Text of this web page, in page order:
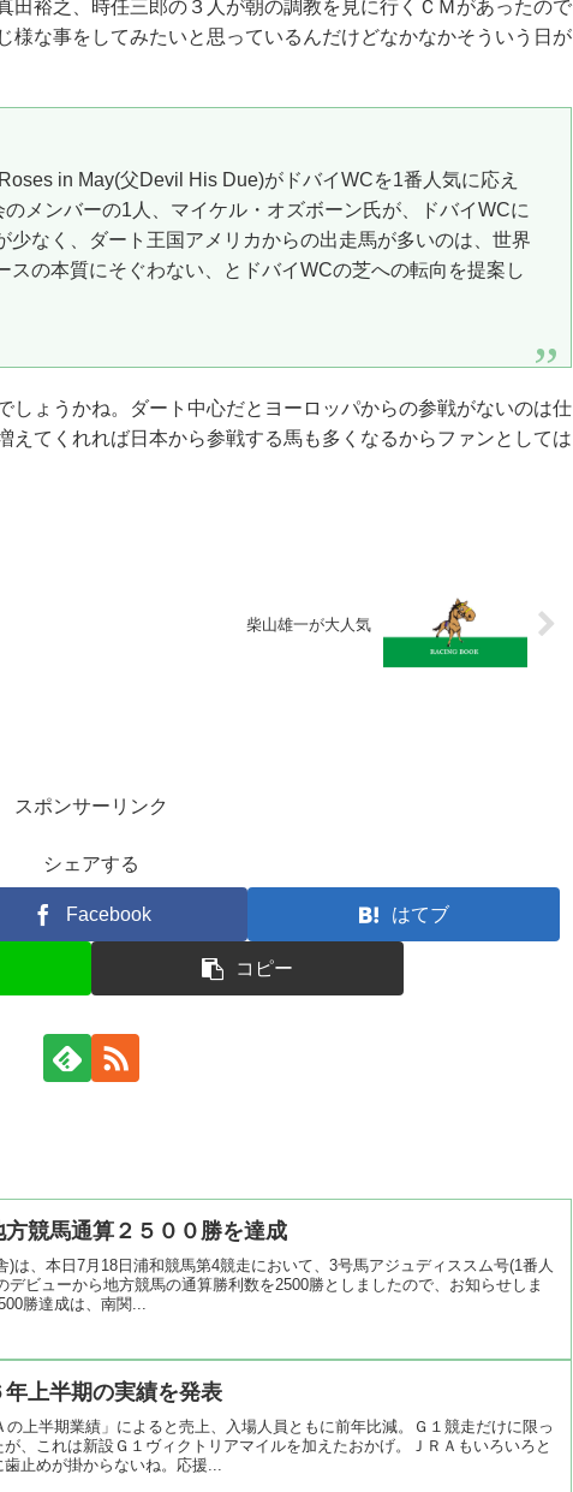
田裕之、時任三郎の３人が朝の調教を見に行くＣＭがあったので
様な事をしてみたいと思っているんだけどなかなかそういう日が
in May(父Devil His Due)がドバイWCを1番人気に応え
メンバーの1人、マイケル・オズボーン氏が、ドバイWCに
少なく、ダート王国アメリカからの出走馬が多いのは、世界
の本質にそぐわない、とドバイWCの芝への転向を提案し
しょうかね。ダート中心だとヨーロッパからの参戦がないのは仕
えてくれれば日本から参戦する馬も多くなるからファンとしては
柴山雄一が大人気
スポンサーリンク
シェアする
Facebook はてブ
コピー
競馬通算２５００勝を達成
)は、本日7月18日浦和競馬第4競走において、3号馬アジュディススム号(1番人
デビューから地方競馬の通算勝利数を2500勝としましたので、お知らせしま
勝達成は、南関...
年上半期の実績を発表
上半期業績」によると売上、入場人員ともに前年比減。Ｇ１競走だけに限っ
、これは新設Ｇ１ヴィクトリアマイルを加えたおかげ。ＪＲＡもいろいろと
止めが掛からないね。応援...